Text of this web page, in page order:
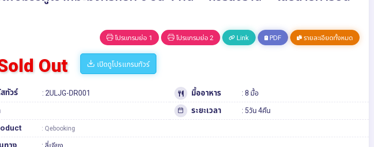
โปรแกรมย่อ 1 โปรแกรมย่อ 2 Link PDF รายละเอียดทั้งหมด
Out เปิดดูโปรแกรมทัวร์
ทัวร์ : 2ULJG-DR001 มื้ออาหาร : 8 มื้อ
ระยะเวลา : 5วัน 4คืน
: Qebooking